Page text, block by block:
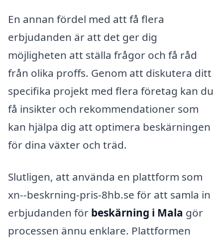
En annan fördel med att få flera
erbjudanden är att det ger dig
möjligheten att ställa frågor och få råd
från olika proffs. Genom att diskutera ditt
specifika projekt med flera företag kan du
få insikter och rekommendationer som
kan hjälpa dig att optimera beskärningen
för dina växter och träd.
Slutligen, att använda en plattform som
xn--beskrning-pris-8hb.se för att samla in
erbjudanden för beskärning i Mala gör
processen ännu enklare. Plattformen